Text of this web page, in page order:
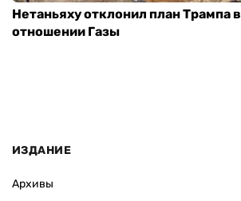
Нетаньяху отклонил план Трампа в
отношении Газы
ИЗДАНИЕ
Архивы